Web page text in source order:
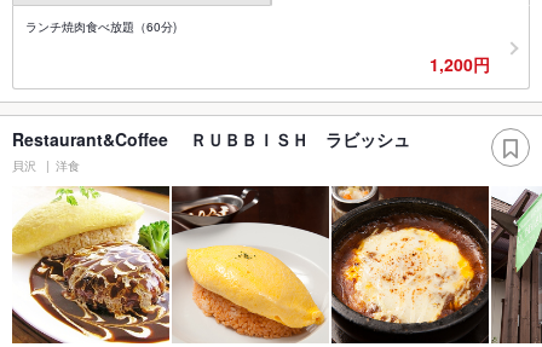
ランチ焼肉食べ放題（60分)
1,200円
Restaurant&Coffee ＲＵＢＢＩＳＨ ラビッシュ
貝沢 洋食